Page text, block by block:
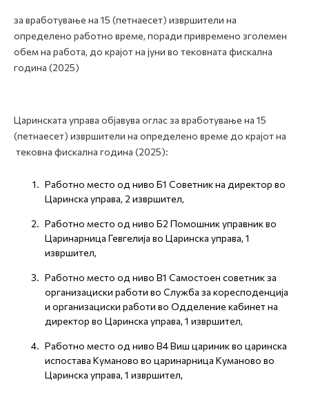
за вработување на 15 (петнаесет) извршители на
определено работно време, поради привремено зголемен
обем на работа, до крајот на јуни во тековната фискална
година (2025)
Царинската управа објавува оглас за вработување на 15
(петнаесет) извршители на определено време до крајот на
тековна фискална година (2025):
Работно место oд ниво Б1 Советник на директор во
Царинска управа, 2 извршител,
Работно место oд ниво Б2 Помошник управник во
Царинарница Гевгелија во Царинска управa, 1
извршител,
Работно место од ниво В1 Самостоен советник за
организациски работи во Служба за коресподенција
и организациски работи во Одделение кабинет на
директор во Царинска управа, 1 извршител,
Работно место од ниво В4 Виш цариник во царинска
испостава Куманово во царинарница Куманово во
Царинска управа, 1 извршител,